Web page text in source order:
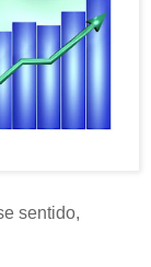
sentido,